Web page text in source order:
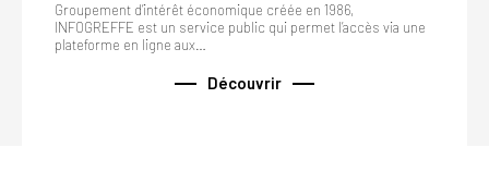
Groupement d’intérêt économique créée en 1986,
INFOGREFFE est un service public qui permet l’accès via une
plateforme en ligne aux…
Découvrir